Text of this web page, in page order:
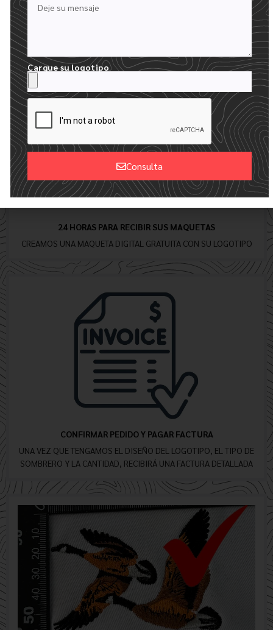
24 HORAS PARA RECIBIR SUS MAQUETAS
CREAMOS UNA MAQUETA DIGITAL GRATUITA CON SU LOGOTIPO
CONFIRMAR PEDIDO Y PAGAR FACTURA
UNA VEZ QUE TENGAMOS EL DISEÑO DEL LOGOTIPO, EL TIPO DE
SOMBRERO Y LA CANTIDAD, RECIBIRÁ UNA FACTURA DETALLADA
Cargue su logotipo
Consulta
Alternative: